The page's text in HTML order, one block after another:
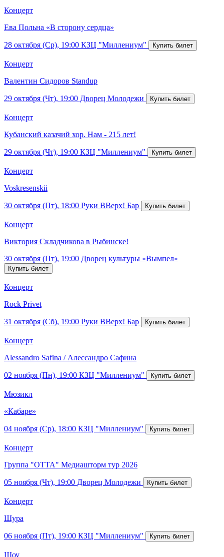
Концерт
Ева Польна «В сторону сердца»
28 октября (Ср), 19:00 КЗЦ "Миллениум"
Концерт
Валентин Сидоров Standup
29 октября (Чт), 19:00 Дворец Молодежи
Концерт
Кубанский казачий хор. Нам - 215 лет!
29 октября (Чт), 19:00 КЗЦ "Миллениум"
Концерт
Voskresenskii
30 октября (Пт), 18:00 Руки ВВерх! Бар
Концерт
Виктория Складчикова в Рыбинске!
30 октября (Пт), 19:00 Дворец культуры «Вымпел»
Концерт
Rock Privet
31 октября (Сб), 19:00 Руки ВВерх! Бар
Концерт
Alessandro Safina / Алессандро Сафина
02 ноября (Пн), 19:00 КЗЦ "Миллениум"
Мюзикл
«Кабаре»
04 ноября (Ср), 18:00 КЗЦ "Миллениум"
Концерт
Группа "ОТТА" Медиашторм тур 2026
05 ноября (Чт), 19:00 Дворец Молодежи
Концерт
Шура
06 ноября (Пт), 19:00 КЗЦ "Миллениум"
Шоу